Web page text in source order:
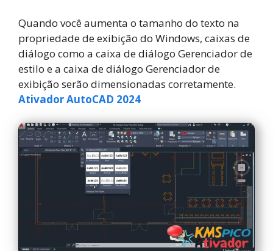
Quando você aumenta o tamanho do texto na
propriedade de exibição do Windows, caixas de
diálogo como a caixa de diálogo Gerenciador de
estilo e a caixa de diálogo Gerenciador de
exibição serão dimensionadas corretamente.
Ativador AutoCAD 2024